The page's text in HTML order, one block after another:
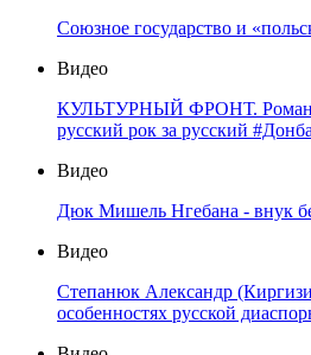
Союзное государство и
Видео
КУЛЬТУРНЫЙ ФРОНТ. Роман
русский рок за русский
Видео
Дюк Мишель Нгебана - внук
Видео
Степанюк Александр
особенностях русской